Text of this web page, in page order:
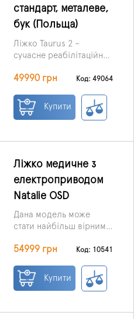
стандарт, металеве,
бук (Польща)
Ліжко Taurus 2 –
сучасне реабілітаційне
максимальний комфорт
і зручність для
доглядальників.
49990 грн Код: 49064
Купити
Ліжко медичне з
електроприводом
Natalie OSD
Дана модель може
стати найбільш вірним
які проходять
медустановах, а також у
домашніх умовах.
54999 грн Код: 10541
Купити